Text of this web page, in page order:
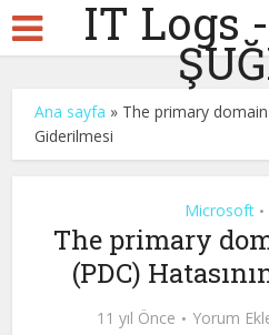
IT Logs
Ana sayfa » The primary domain
Giderilmesi
Microsoft •
The primary
(PDC)
11 yıl Önce Yorum